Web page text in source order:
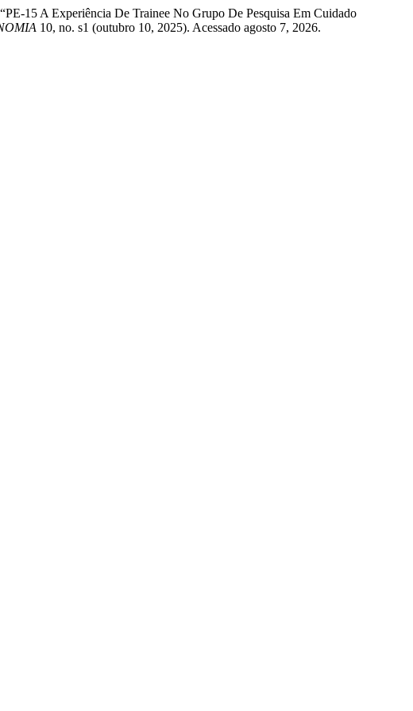
15 A Experiência De Trainee No Grupo De Pesquisa Em Cuidado
10, no. s1 (outubro 10, 2025). Acessado agosto 7, 2026.